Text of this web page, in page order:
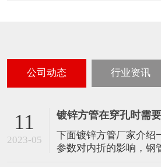
公司动态 行业资讯
11
2023-05
镀锌方管在穿孔时需
下面镀锌方管厂家介绍
参数对内折的影响，钢